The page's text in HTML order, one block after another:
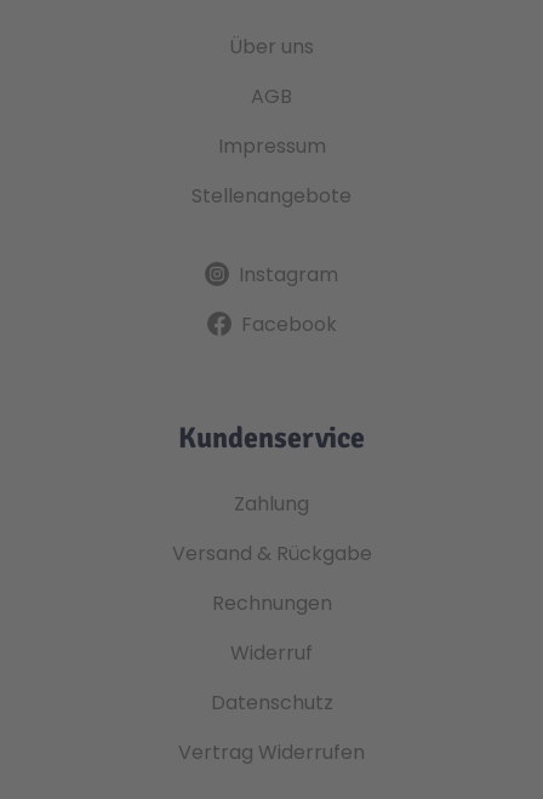
Über uns
AGB
Impressum
Stellenangebote
Instagram
Facebook
Kundenservice
Zahlung
Versand & Rückgabe
Rechnungen
Widerruf
Datenschutz
Vertrag Widerrufen